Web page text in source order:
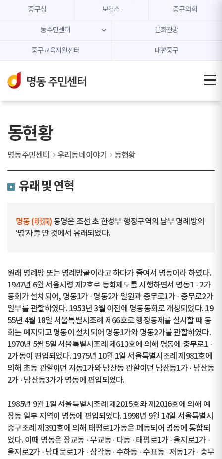
본문 내용 바로가기
주메뉴 바로가기
중구청 보건소 중구의회
동주민센터 문화관광
중구교육지원센터 내편중구
동현황
명동주민센터 우리동네이야기 동현황
유래 및 연혁
명동 (明洞) 동명은 조선 초 한성부 행정구역의 남부 명례방의
‘명’자를 딴 것에서 유래되었다.
원래 명례방 또는 명례방골이라고 하다가 줄여서 명동이라 하였다.
1947년 6월 서울시령 제2호로 동회제도를 시행하면서 명동1 · 2가
동회가 설치되어, 명동1가 · 명동2가 일원과 충무로1가 · 충무로2가
일부를 관할하였다. 1953년 3월 이전에 명동동회로 개칭되었다. 19
55년 4월 18일 서울특별시조례 제66호로 행정동제를 실시할 때 동
회는 폐지되고 명동이 설치되어 명동1가와 명동2가를 관할하였다.
1970년 5월 5일 서울특별시조례 제613호에 의해 명동에 충무로1 ·
2가동이 편입되었다. 1975년 10월 1일 서울특별시조례 제981호에
의해 초동 관할이던 저동1가와 남산동 관할이던 남산동1가 · 남산동
2가 · 남산동3가가 명동에 편입되었다.
1985년 9월 1일 서울특별시조례 제2015호와 제2016호에 의해 예
장동 일부 지역이 명동에 편입되었다. 1998년 9월 14일 서울특별시
중구조례 제391호에 의해 태평로1가동은 폐동되어 명동에 통합되
었다. 이때 명동은 장교동 · 무교동 · 다동 · 태평로1가 · 을지로1가 ·
을지로2가 · 남대문로1가 · 삼각동 · 수하동 · 수표동 · 저동1가 · 충무